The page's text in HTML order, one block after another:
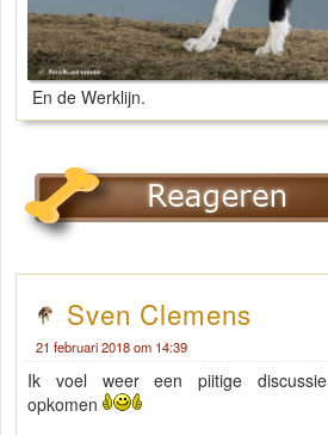
En de Werklijn.
Sven Clemens
21 februari 2018 om 14:39
Ik voel weer een piitige discussie
opkomen